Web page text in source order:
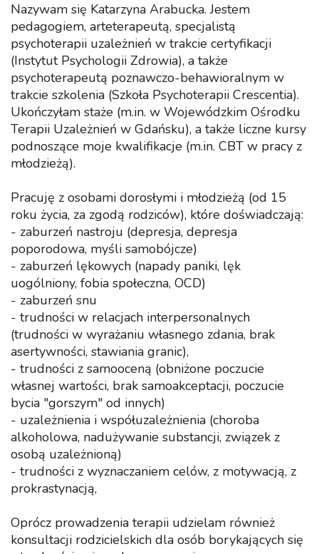
Nazywam się Katarzyna Arabucka. Jestem
pedagogiem, arteterapeutą, specjalistą
psychoterapii uzależnień w trakcie certyfikacji
(Instytut Psychologii Zdrowia), a także
psychoterapeutą poznawczo-behawioralnym w
trakcie szkolenia (Szkoła Psychoterapii Crescentia).
Ukończyłam staże (m.in. w Wojewódzkim Ośrodku
Terapii Uzależnień w Gdańsku), a także liczne kursy
podnoszące moje kwalifikacje (m.in. CBT w pracy z
młodzieżą).
Pracuję z osobami dorosłymi i młodzieżą (od 15
roku życia, za zgodą rodziców), które doświadczają:
- zaburzeń nastroju (depresja, depresja
poporodowa, myśli samobójcze)
- zaburzeń lękowych (napady paniki, lęk
uogólniony, fobia społeczna, OCD)
- zaburzeń snu
- trudności w relacjach interpersonalnych
(trudności w wyrażaniu własnego zdania, brak
asertywności, stawiania granic),
- trudności z samooceną (obniżone poczucie
własnej wartości, brak samoakceptacji, poczucie
bycia "gorszym" od innych)
- uzależnienia i współuzależnienia (choroba
alkoholowa, nadużywanie substancji, związek z
osobą uzależnioną)
- trudności z wyznaczaniem celów, z motywacją, z
prokrastynacją,
Oprócz prowadzenia terapii udzielam również
konsultacji rodzicielskich dla osób borykających się